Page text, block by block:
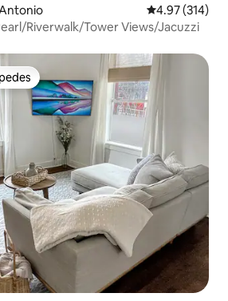
Calificación
4.97 (314)
Riverwalk/Tower Views/Jacuzzi